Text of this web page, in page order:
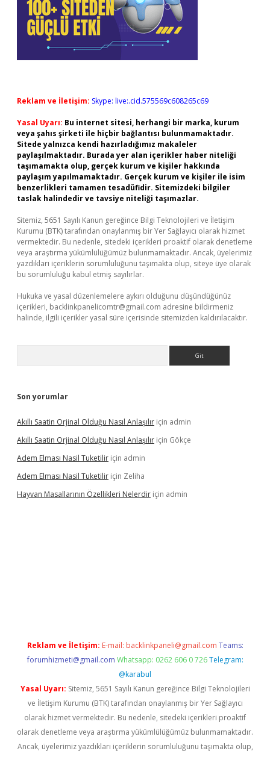
Reklam ve İletişim: Skype: live:.cid.575569c608265c69
Yasal Uyarı: Bu internet sitesi, herhangi bir marka, kurum
veya şahıs şirketi ile hiçbir bağlantısı bulunmamaktadır.
Sitede yalnızca kendi hazırladığımız makaleler
paylaşılmaktadır. Burada yer alan içerikler haber niteliği
taşımamakta olup, gerçek kurum ve kişiler hakkında
paylaşım yapılmamaktadır. Gerçek kurum ve kişiler ile isim
benzerlikleri tamamen tesadüfidir. Sitemizdeki bilgiler
taslak halindedir ve tavsiye niteliği taşımazlar.
Sitemiz, 5651 Sayılı Kanun gereğince Bilgi Teknolojileri ve İletişim
Kurumu (BTK) tarafından onaylanmış bir Yer Sağlayıcı olarak hizmet
vermektedir. Bu nedenle, sitedeki içerikleri proaktif olarak denetleme
veya araştırma yükümlülüğümüz bulunmamaktadır. Ancak, üyelerimiz
yazdıkları içeriklerin sorumluluğunu taşımakta olup, siteye üye olarak
bu sorumluluğu kabul etmiş sayılırlar.
Hukuka ve yasal düzenlemelere aykırı olduğunu düşündüğünüz
içerikleri, backlinkpanelicomtr@gmail.com adresine bildirmeniz
halinde, ilgili içerikler yasal süre içerisinde sitemizden kaldırılacaktır.
Son yorumlar
Akıllı Saatin Orjinal Olduğu Nasıl Anlaşılır için admin
Akıllı Saatin Orjinal Olduğu Nasıl Anlaşılır için Gökçe
Adem Elması Nasil Tuketilir için admin
Adem Elması Nasil Tuketilir için Zeliha
Hayvan Masallarının Özellikleri Nelerdir için admin
Reklam ve İletişim: E-mail: backlinkpaneli@gmail.com Teams:
forumhizmeti@gmail.com Whatsapp: 0262 606 0 726 Telegram:
@karabul
Yasal Uyarı: Sitemiz, 5651 Sayılı Kanun gereğince Bilgi Teknolojileri
ve İletişim Kurumu (BTK) tarafından onaylanmış bir Yer Sağlayıcı
olarak hizmet vermektedir. Bu nedenle, sitedeki içerikleri proaktif
olarak denetleme veya araştırma yükümlülüğümüz bulunmamaktadır.
Ancak, üyelerimiz yazdıkları içeriklerin sorumluluğunu taşımakta olup,